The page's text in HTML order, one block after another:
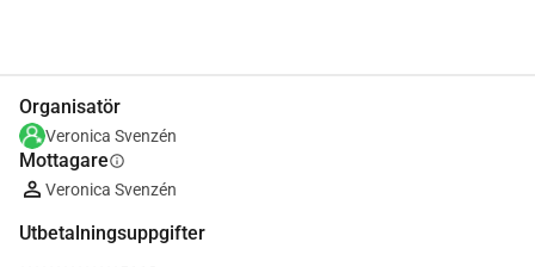
Organisatör
Veronica Svenzén
Mottagareinfo
Veronica Svenzén
Utbetalningsuppgifter